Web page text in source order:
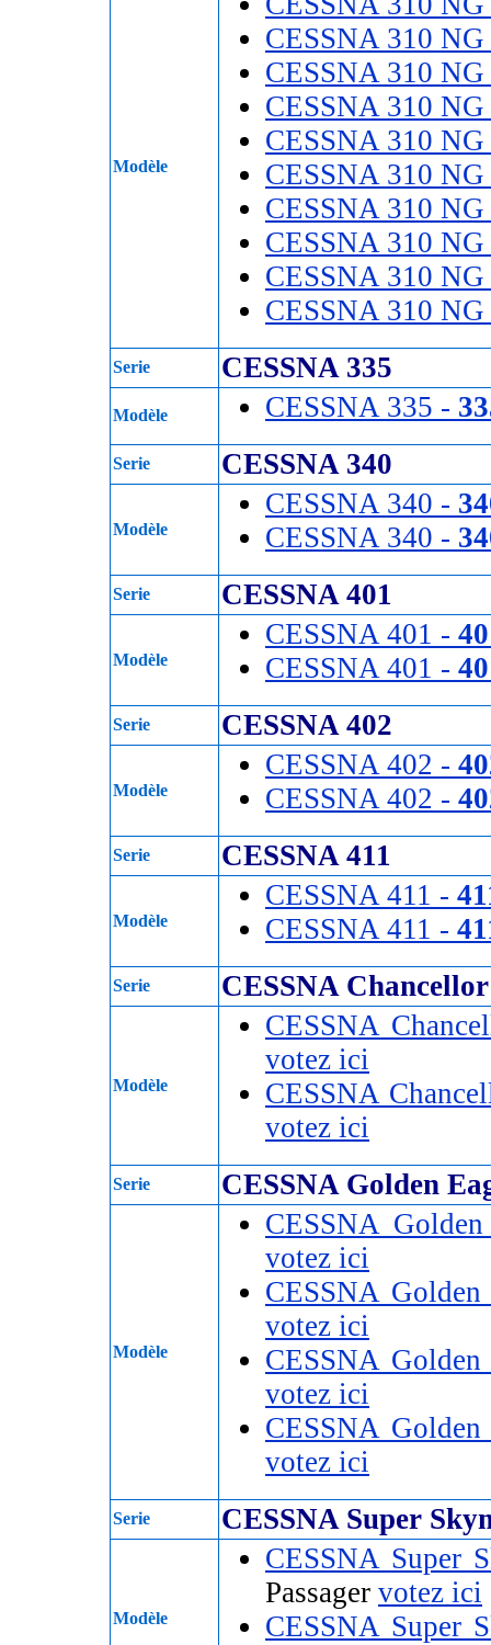
Modèle
CESSNA 310
CESSNA 310
CESSNA 310
CESSNA 310
CESSNA 310
CESSNA 310
CESSNA 310
CESSNA 310
CESSNA 310
Serie CESSNA 335
Modèle CESSNA 335 -
Serie CESSNA 340
Modèle
CESSNA 340 -
CESSNA 340 -
Serie CESSNA 401
Modèle
CESSNA 401 -
CESSNA 401 -
Serie CESSNA 402
Modèle
CESSNA 402 -
CESSNA 402 -
Serie CESSNA 411
Modèle
CESSNA 411 -
CESSNA 411 -
Serie CESSNA
Modèle
CESSNA
votez ici
CESSNA
votez ici
Serie CESSNA Golden
Modèle
CESSNA
votez ici
CESSNA
votez ici
CESSNA
votez ici
CESSNA
votez ici
Serie CESSNA Super
Modèle
CESSNA Super
Passager votez ici
CESSNA Super